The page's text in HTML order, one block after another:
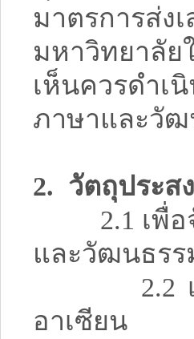
มาตรการส่ง
มหาวิทยาลั
เห็นควรดำเ
ภาษาและวัฒ
2. วัตถุประส
2.1 เพื่อจัด
และวัฒนธรร
2.2 เพื่อเ
อาเซียน